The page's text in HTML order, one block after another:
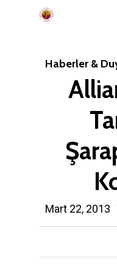
Haberler &
Mart 22, 2013